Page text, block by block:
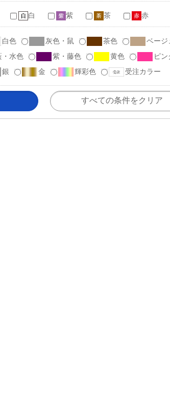
白 紫 茶 赤
白色 灰色・鼠 茶色
ベージ
・水色
紫・藤色 黄色 ピン
銀
金 輝彩色 受注カラー